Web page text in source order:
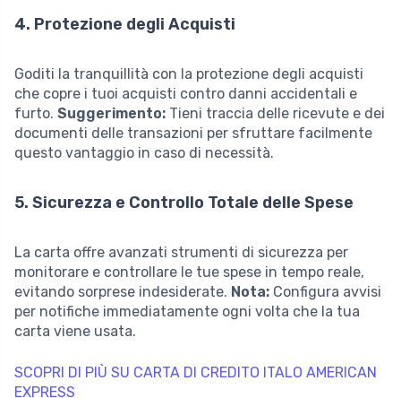
4. Protezione degli Acquisti
Goditi la tranquillità con la protezione degli acquisti
che copre i tuoi acquisti contro danni accidentali e
furto. Suggerimento: Tieni traccia delle ricevute e dei
documenti delle transazioni per sfruttare facilmente
questo vantaggio in caso di necessità.
5. Sicurezza e Controllo Totale delle Spese
La carta offre avanzati strumenti di sicurezza per
monitorare e controllare le tue spese in tempo reale,
evitando sorprese indesiderate. Nota: Configura avvisi
per notifiche immediatamente ogni volta che la tua
carta viene usata.
SCOPRI DI PIÙ SU CARTA DI CREDITO ITALO AMERICAN
EXPRESS